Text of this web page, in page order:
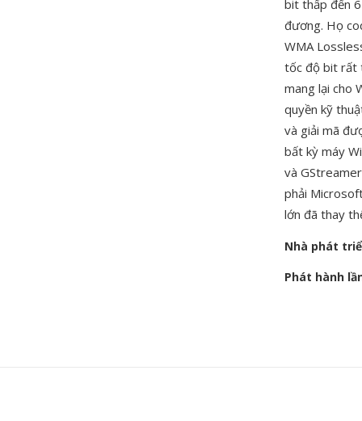
bit thấp đến
đương. Họ
WMA
tốc độ bit rất
mang lại cho
quyền kỹ
và giải mã
bất kỳ máy
và
phải
lớn đã thay
Nhà phát
Phát hành